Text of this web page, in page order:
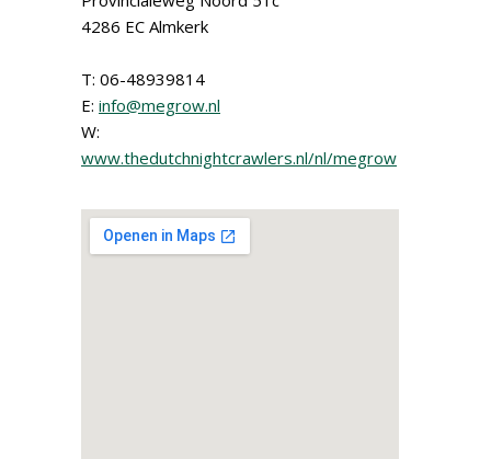
4286 EC Almkerk
T: 06-48939814
E: info@megrow.nl
W:
www.thedutchnightcrawlers.nl/nl/megrow